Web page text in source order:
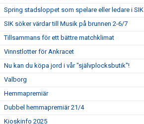
Spring stadsloppet som spelare eller ledare i SIK
SIK söker värdar till Musik på brunnen 2-6/7
Tillsammans för ett bättre matchklimat
Vinnstlotter för Ankracet
Nu kan du köpa jord i vår "självplocksbutik"!
Valborg
Hemmapremiär
Dubbel hemmapremiär 21/4
Kioskinfo 2025